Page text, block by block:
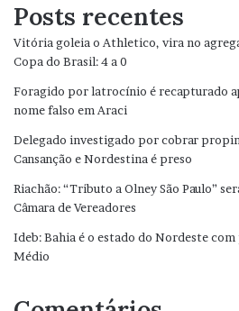
Posts recentes
Vitória goleia o Athletico, vira no
Copa do Brasil: 4 a 0
Foragido por latrocínio é recapturado
nome falso em Araci
Delegado investigado por cobrar
Cansanção e Nordestina é preso
Riachão: “Tributo a Olney São Paulo”
Câmara de Vereadores
Ideb: Bahia é o estado do Nordeste
Médio